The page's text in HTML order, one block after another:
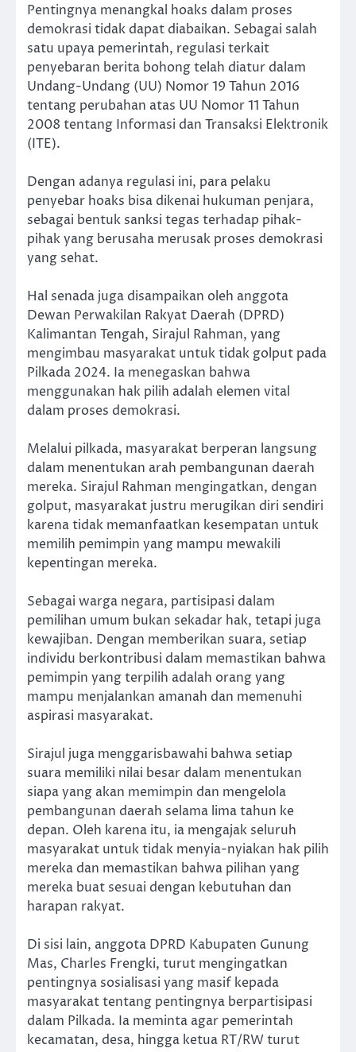
Pentingnya menangkal hoaks dalam proses
demokrasi tidak dapat diabaikan. Sebagai salah
satu upaya pemerintah, regulasi terkait
penyebaran berita bohong telah diatur dalam
Undang-Undang (UU) Nomor 19 Tahun 2016
tentang perubahan atas UU Nomor 11 Tahun
2008 tentang Informasi dan Transaksi Elektronik
(ITE).
Dengan adanya regulasi ini, para pelaku
penyebar hoaks bisa dikenai hukuman penjara,
sebagai bentuk sanksi tegas terhadap pihak-
pihak yang berusaha merusak proses demokrasi
yang sehat.
Hal senada juga disampaikan oleh anggota
Dewan Perwakilan Rakyat Daerah (DPRD)
Kalimantan Tengah, Sirajul Rahman, yang
mengimbau masyarakat untuk tidak golput pada
Pilkada 2024. Ia menegaskan bahwa
menggunakan hak pilih adalah elemen vital
dalam proses demokrasi.
Melalui pilkada, masyarakat berperan langsung
dalam menentukan arah pembangunan daerah
mereka. Sirajul Rahman mengingatkan, dengan
golput, masyarakat justru merugikan diri sendiri
karena tidak memanfaatkan kesempatan untuk
memilih pemimpin yang mampu mewakili
kepentingan mereka.
Sebagai warga negara, partisipasi dalam
pemilihan umum bukan sekadar hak, tetapi juga
kewajiban. Dengan memberikan suara, setiap
individu berkontribusi dalam memastikan bahwa
pemimpin yang terpilih adalah orang yang
mampu menjalankan amanah dan memenuhi
aspirasi masyarakat.
Sirajul juga menggarisbawahi bahwa setiap
suara memiliki nilai besar dalam menentukan
siapa yang akan memimpin dan mengelola
pembangunan daerah selama lima tahun ke
depan. Oleh karena itu, ia mengajak seluruh
masyarakat untuk tidak menyia-nyiakan hak pilih
mereka dan memastikan bahwa pilihan yang
mereka buat sesuai dengan kebutuhan dan
harapan rakyat.
Di sisi lain, anggota DPRD Kabupaten Gunung
Mas, Charles Frengki, turut mengingatkan
pentingnya sosialisasi yang masif kepada
masyarakat tentang pentingnya berpartisipasi
dalam Pilkada. Ia meminta agar pemerintah
kecamatan, desa, hingga ketua RT/RW turut